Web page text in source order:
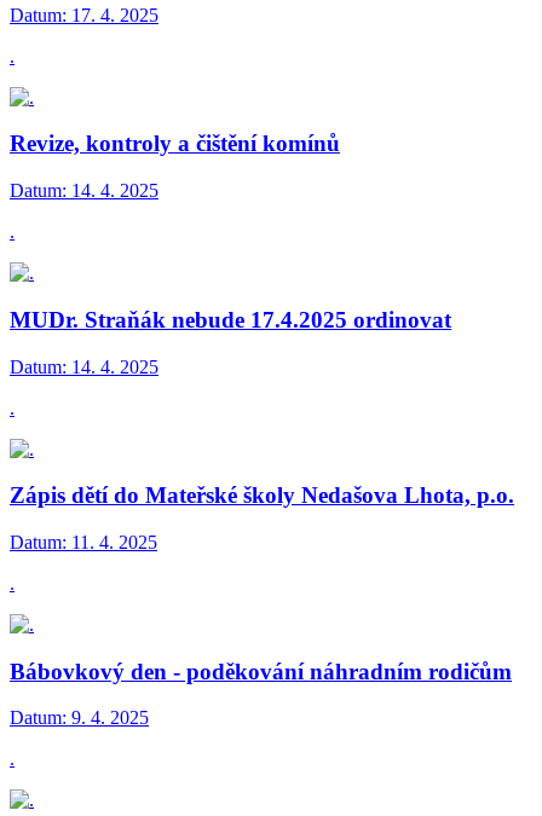
Datum: 17. 4. 2025
.
Revize, kontroly a čištění komínů
Datum: 14. 4. 2025
.
MUDr. Straňák nebude 17.4.2025 ordinovat
Datum: 14. 4. 2025
.
Zápis dětí do Mateřské školy Nedašova Lhota, p.o.
Datum: 11. 4. 2025
.
Bábovkový den - poděkování náhradním rodičům
Datum: 9. 4. 2025
.